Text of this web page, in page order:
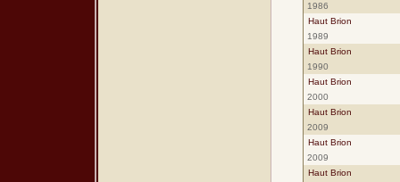
1986
Haut Brion
1989
Haut Brion
1990
Haut Brion
2000
Haut Brion
2009
Haut Brion
2009
Haut Brion